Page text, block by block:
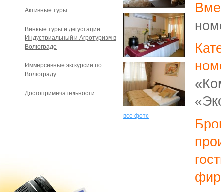
все фото
Активные туры
Винные туры и дегустации
Индустриальный и Агротуризм в
Волгограде
Иммерсивные экскурсии по
Волгограду
Достопримечательности